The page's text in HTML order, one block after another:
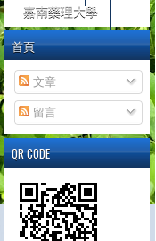
嘉南藥理大學
首頁
文章
留言
QR CODE